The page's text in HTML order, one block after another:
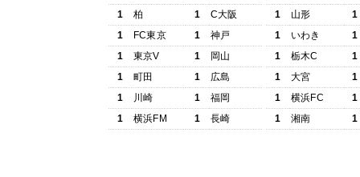
1
柏 1
C大阪
1
FC東京 1
神戸
1
東京V 1
岡山
1
町田 1
広島
1
川崎 1
福岡
1
横浜FM 1 長崎
1
山形
1
1
いわき
1
1
栃木C
1
1
大宮
1
1
横浜FC
1
1
湘南 1